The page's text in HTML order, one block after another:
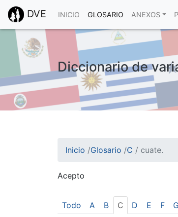
DVE INICIO GLOSARIO ANEXOS
Diccionario de
Inicio /Glosario /C / cuate.
Acepto
Esto nos ayuda a recolectar
Todo A B C D E F G